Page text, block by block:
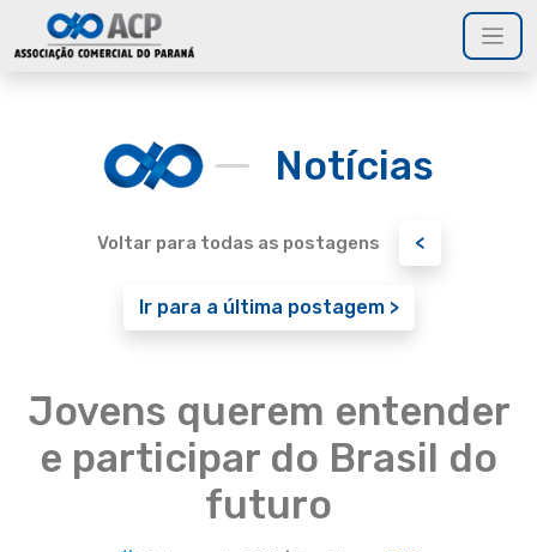
Notícias
Voltar para todas as postagens <
Ir para a última postagem >
Jovens querem entender
e participar do Brasil do
futuro